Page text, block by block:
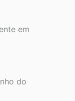
em
do